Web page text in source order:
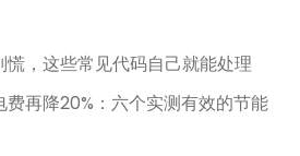
，这些常见代码自己就能处理
再降20%：六个实测有效的节能